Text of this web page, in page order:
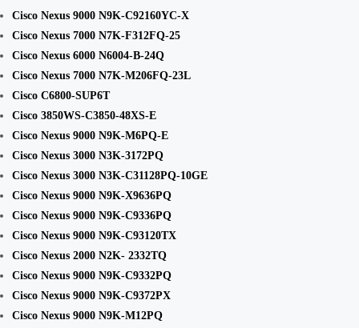
Cisco Nexus 9000 N9K-C92160YC-X
Cisco Nexus 7000 N7K-F312FQ-25
Cisco Nexus 6000 N6004-B-24Q
Cisco Nexus 7000 N7K-M206FQ-23L
Cisco C6800-SUP6T
Cisco 3850WS-C3850-48XS-E
Cisco Nexus 9000 N9K-M6PQ-E
Cisco Nexus 3000 N3K-3172PQ
Cisco Nexus 3000 N3K-C31128PQ-10GE
Cisco Nexus 9000 N9K-X9636PQ
Cisco Nexus 9000 N9K-C9336PQ
Cisco Nexus 9000 N9K-C93120TX
Cisco Nexus 2000 N2K- 2332TQ
Cisco Nexus 9000 N9K-C9332PQ
Cisco Nexus 9000 N9K-C9372PX
Cisco Nexus 9000 N9K-M12PQ